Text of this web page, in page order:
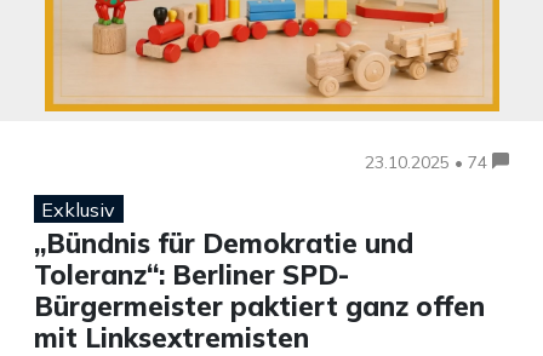
23.10.2025 • 74
Exklusiv
„Bündnis für Demokratie und
Toleranz“: Berliner SPD-
Bürgermeister paktiert ganz offen
mit Linksextremisten